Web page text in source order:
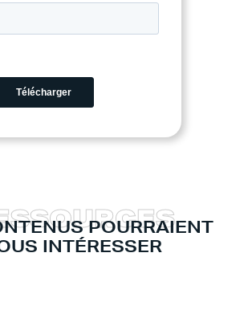
POURRAIENT
INTÉRESSER
SSOURCES